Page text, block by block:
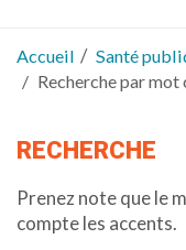
Accueil Santé
Recherche par mot
RECHERCHE
Prenez note que le
compte les accents.